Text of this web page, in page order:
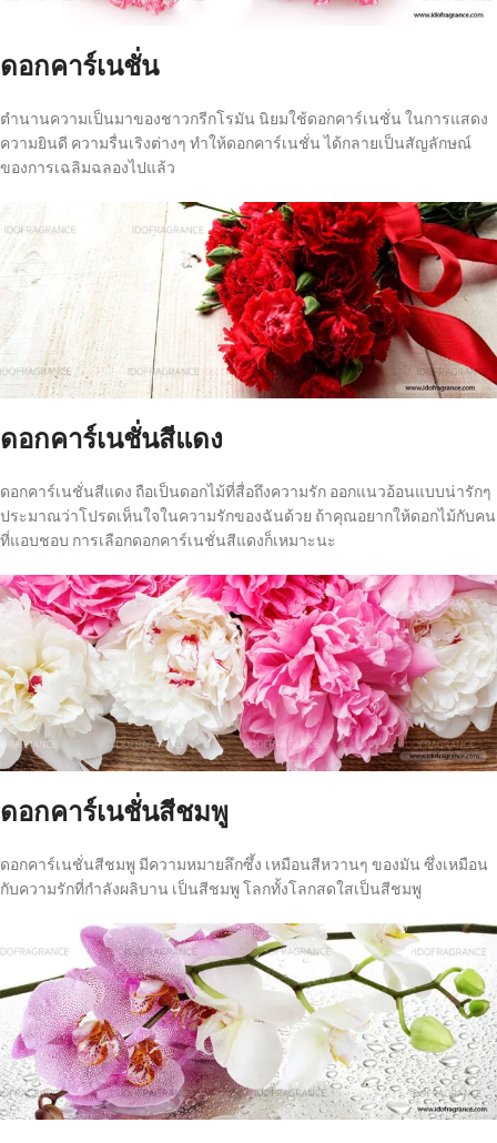
ดอกคาร์เนชั่น
ตำนานความเป็นมาของชาวกรีกโรมัน นิยมใช้ดอกคาร์เนชั่น ในการแสดง
ความยินดี ความรื่นเริงต่างๆ ทำให้ดอกคาร์เนชั่น ได้กลายเป็นสัญลักษณ์
ของการเฉลิมฉลองไปแล้ว
ดอกคาร์เนชั่นสีแดง
ดอกคาร์เนชั่นสีแดง ถือเป็นดอกไม้ที่สื่อถึงความรัก ออกแนวอ้อนแบบน่ารักๆ
ประมาณว่าโปรดเห็นใจในความรักของฉันด้วย ถ้าคุณอยากให้ดอกไม้กับคน
ที่แอบชอบ การเลือกดอกคาร์เนชั่นสีแดงก็เหมาะนะ
ดอกคาร์เนชั่นสีชมพู
ดอกคาร์เนชั่นสีชมพู มีความหมายลึกซึ้ง เหมือนสีหวานๆ ของมัน ซึ่งเหมือน
กับความรักที่กำลังผลิบาน เป็นสีชมพู โลกทั้งโลกสดใสเป็นสีชมพู